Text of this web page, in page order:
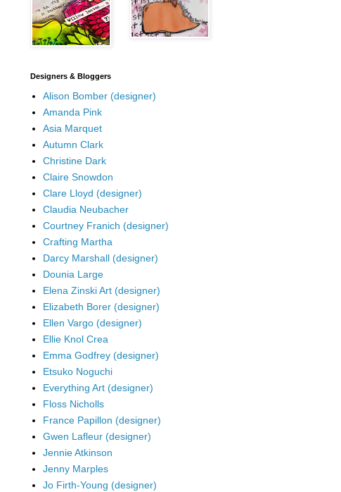
Designers & Bloggers
Alison Bomber (designer)
Amanda Pink
Asia Marquet
Autumn Clark
Christine Dark
Claire Snowdon
Clare Lloyd (designer)
Claudia Neubacher
Courtney Franich (designer)
Crafting Martha
Darcy Marshall (designer)
Dounia Large
Elena Zinski Art (designer)
Elizabeth Borer (designer)
Ellen Vargo (designer)
Ellie Knol Crea
Emma Godfrey (designer)
Etsuko Noguchi
Everything Art (designer)
Floss Nicholls
France Papillon (designer)
Gwen Lafleur (designer)
Jennie Atkinson
Jenny Marples
Jo Firth-Young (designer)